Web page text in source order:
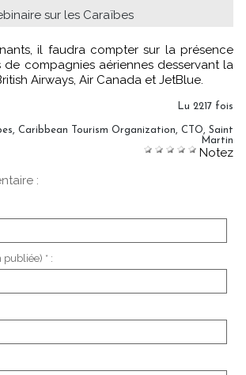
sur les Caraïbes
de compagnies aériennes desservant la
Airways, Air Canada et JetBlue.
Lu 2217 fois
Caribbean Tourism Organization CTO
Saint
Martin
Notez
:
* :